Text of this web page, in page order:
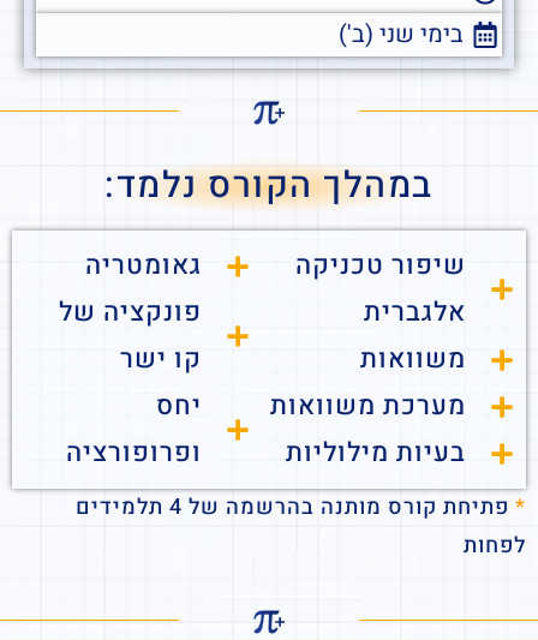
בימי שני (ב')
במהלך הקורס נלמד:
שיפור טכניקה
אלגברית
משוואות
מערכת משוואות
בעיות מילוליות
גאומטריה
פונקציה של
קו ישר
יחס
ופרופורציה
*
פתיחת קורס מותנה בהרשמה של 4 תלמידים
לפחות